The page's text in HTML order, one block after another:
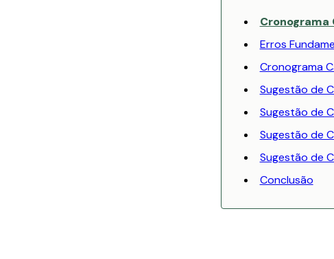
Cronograma
Erros
Cronograma
Sugestão de
Sugestão de
Sugestão de
Sugestão de
Conclusão